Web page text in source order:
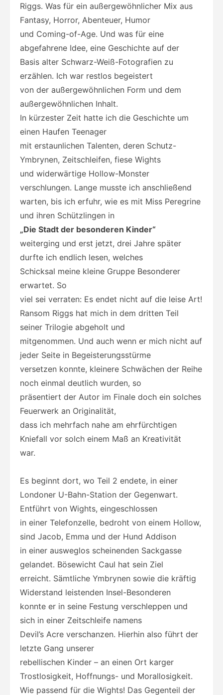
Riggs. Was für ein außergewöhnlicher Mix aus
Fantasy, Horror, Abenteuer, Humor
und Coming-of-Age. Und was für eine
abgefahrene Idee, eine Geschichte auf der
Basis alter Schwarz-Weiß-Fotografien zu
erzählen. Ich war restlos begeistert
von der außergewöhnlichen Form und dem
außergewöhnlichen Inhalt.
In kürzester Zeit hatte ich die Geschichte um
einen Haufen Teenager
mit erstaunlichen Talenten, deren Schutz-
Ymbrynen, Zeitschleifen, fiese Wights
und widerwärtige Hollow-Monster
verschlungen. Lange musste ich anschließend
warten, bis ich erfuhr, wie es mit Miss Peregrine
und ihren Schützlingen in
„Die Stadt der besonderen Kinder“
weiterging und erst jetzt, drei Jahre später
durfte ich endlich lesen, welches
Schicksal meine kleine Gruppe Besonderer
erwartet. So
viel sei verraten: Es endet nicht auf die leise Art!
Ransom Riggs hat mich in dem dritten Teil
seiner Trilogie abgeholt und
mitgenommen. Und auch wenn er mich nicht auf
jeder Seite in Begeisterungsstürme
versetzen konnte, kleinere Schwächen der Reihe
noch einmal deutlich wurden, so
präsentiert der Autor im Finale doch ein solches
Feuerwerk an Originalität,
dass ich mehrfach nahe am ehrfürchtigen
Kniefall vor solch einem Maß an Kreativität
war.
Es beginnt dort, wo Teil 2 endete, in einer
Londoner U-Bahn-Station der Gegenwart.
Entführt von Wights, eingeschlossen
in einer Telefonzelle, bedroht von einem Hollow,
sind Jacob, Emma und der Hund Addison
in einer ausweglos scheinenden Sackgasse
gelandet. Bösewicht Caul hat sein Ziel
erreicht. Sämtliche Ymbrynen sowie die kräftig
Widerstand leistenden Insel-Besonderen
konnte er in seine Festung verschleppen und
sich in einer Zeitschleife namens
Devil’s Acre verschanzen. Hierhin also führt der
letzte Gang unserer
rebellischen Kinder – an einen Ort karger
Trostlosigkeit, Hoffnungs- und Morallosigkeit.
Wie passend für die Wights! Das Gegenteil der